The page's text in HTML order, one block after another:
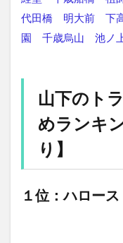
代田橋
明大前 下
園
千歳烏山 池ノ
山下のト
めランキ
り】
１位：ハロー